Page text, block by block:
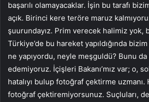
başarılı olamayacaklar. İşin bu tarafı
açık. Birinci kere teröre maruz
şuurundayız. Prim verecek halimiz yok,
Türkiye’de bu hareket yapıldığında bizim
ne yapıyordu, neyle meşguldü? Bunu
edemiyoruz. İçişleri Bakanı’mız var; o,
hatalıyı bulup fotoğraf çektirme uzmanı.
fotoğraf çektiremiyorsunuz. Suçluları,